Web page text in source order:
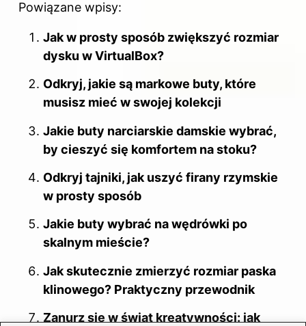
Powiązane wpisy:
Jak w prosty sposób zwiększyć rozmiar
dysku w VirtualBox?
Odkryj, jakie są markowe buty, które
musisz mieć w swojej kolekcji
Jakie buty narciarskie damskie wybrać,
by cieszyć się komfortem na stoku?
Odkryj tajniki, jak uszyć firany rzymskie
w prosty sposób
Jakie buty wybrać na wędrówki po
skalnym mieście?
Jak skutecznie zmierzyć rozmiar paska
klinowego? Praktyczny przewodnik
Zanurz się w świat kreatywności: jak